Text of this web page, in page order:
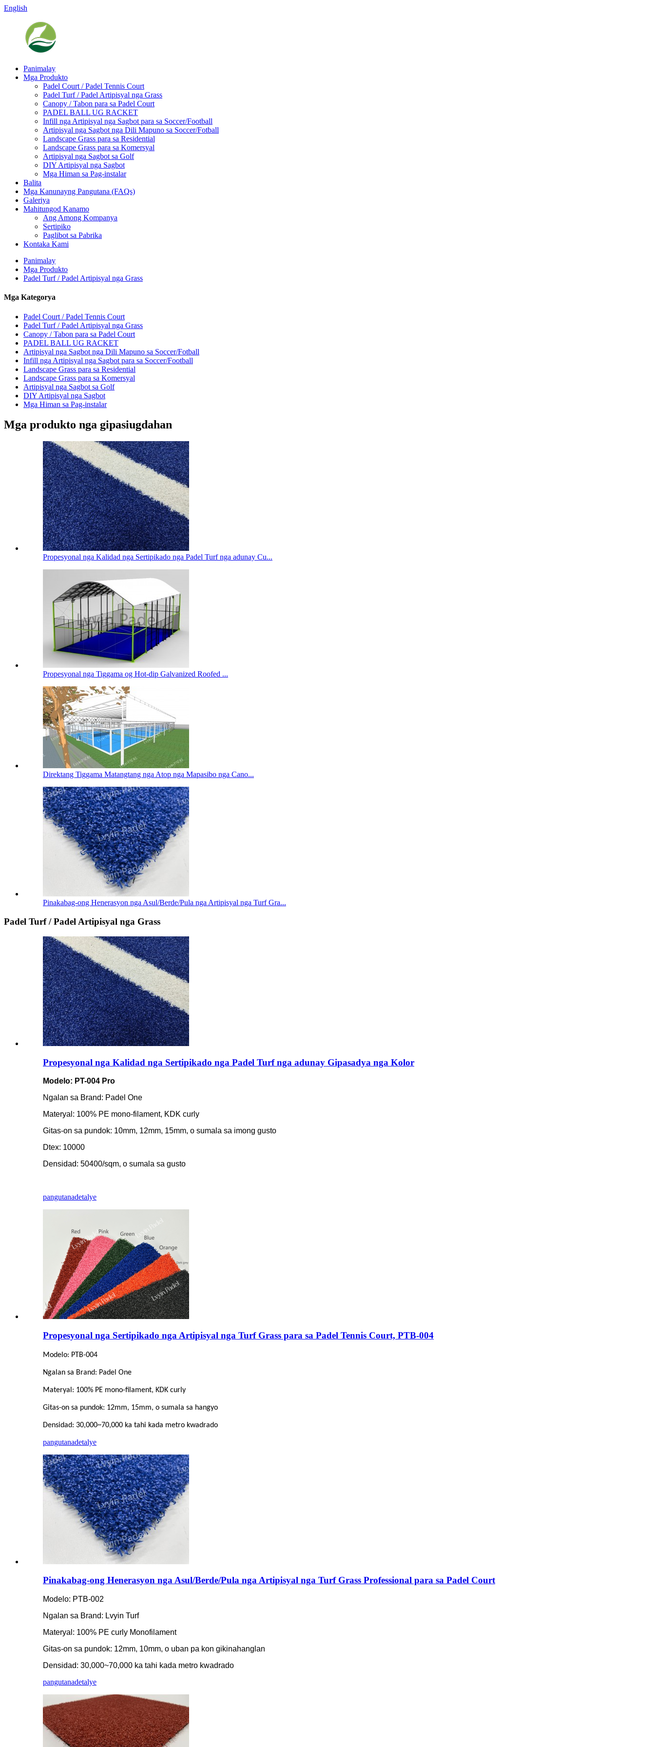
English
Panimalay
Mga Produkto
Padel Court / Padel Tennis Court
Padel Turf / Padel Artipisyal nga Grass
Canopy / Tabon para sa Padel Court
PADEL BALL UG RACKET
Infill nga Artipisyal nga Sagbot para sa Soccer/Football
Artipisyal nga Sagbot nga Dili Mapuno sa Soccer/Fotball
Landscape Grass para sa Residential
Landscape Grass para sa Komersyal
Artipisyal nga Sagbot sa Golf
DIY Artipisyal nga Sagbot
Mga Himan sa Pag-instalar
Balita
Mga Kanunayng Pangutana (FAQs)
Galeriya
Mahitungod Kanamo
Ang Among Kompanya
Sertipiko
Paglibot sa Pabrika
Kontaka Kami
Panimalay
Mga Produkto
Padel Turf / Padel Artipisyal nga Grass
Mga Kategorya
Padel Court / Padel Tennis Court
Padel Turf / Padel Artipisyal nga Grass
Canopy / Tabon para sa Padel Court
PADEL BALL UG RACKET
Artipisyal nga Sagbot nga Dili Mapuno sa Soccer/Fotball
Infill nga Artipisyal nga Sagbot para sa Soccer/Football
Landscape Grass para sa Residential
Landscape Grass para sa Komersyal
Artipisyal nga Sagbot sa Golf
DIY Artipisyal nga Sagbot
Mga Himan sa Pag-instalar
Mga produkto nga gipasiugdahan
Propesyonal nga Kalidad nga Sertipikado nga Padel Turf nga adunay Cu...
Propesyonal nga Tiggama og Hot-dip Galvanized Roofed ...
Direktang Tiggama Matangtang nga Atop nga Mapasibo nga Cano...
Pinakabag-ong Henerasyon nga Asul/Berde/Pula nga Artipisyal nga Turf Gra...
Padel Turf / Padel Artipisyal nga Grass
Propesyonal nga Kalidad nga Sertipikado nga Padel Turf nga adunay Gipasadya nga Kolor
Modelo: PT-004 Pro
Ngalan sa Brand: Padel One
Materyal: 100% PE mono-filament, KDK curly
Gitas-on sa pundok: 10mm, 12mm, 15mm, o sumala sa imong gusto
Dtex: 10000
Densidad: 50400/sqm, o sumala sa gusto
pangutanadetalye
Propesyonal nga Sertipikado nga Artipisyal nga Turf Grass para sa Padel Tennis Court, PTB-004
Modelo: PTB-004
Ngalan sa Brand: Padel One
Materyal: 100% PE mono-filament, KDK curly
Gitas-on sa pundok: 12mm, 15mm, o sumala sa hangyo
Densidad: 30,000~70,000 ka tahi kada metro kwadrado
pangutanadetalye
Pinakabag-ong Henerasyon nga Asul/Berde/Pula nga Artipisyal nga Turf Grass Professional para sa Padel Court
Modelo: PTB-002
Ngalan sa Brand: Lvyin Turf
Materyal: 100% PE curly Monofilament
Gitas-on sa pundok: 12mm, 10mm, o uban pa kon gikinahanglan
Densidad: 30,000~70,000 ka tahi kada metro kwadrado
pangutanadetalye